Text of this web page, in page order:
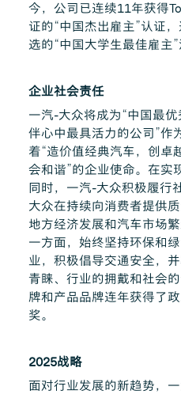
今，公司已连续11年获得
证的“中国杰出雇主”认证
选的“中国大学生最佳雇主”
企业社会责任
一汽-大众将成为“中国最
伴心中最具活力的公司”作
着“造价值经典汽车，创卓
会和谐”的企业使命。在实
同时，一汽-大众积极履行
大众在持续向消费者提供
地方经济发展和汽车市场
一方面，始终坚持环保和
业，积极倡导交通安全，
青睐、行业的拥戴和社会
牌和产品品牌连年获得了
奖。
2025战略
面对行业发展的新趋势，